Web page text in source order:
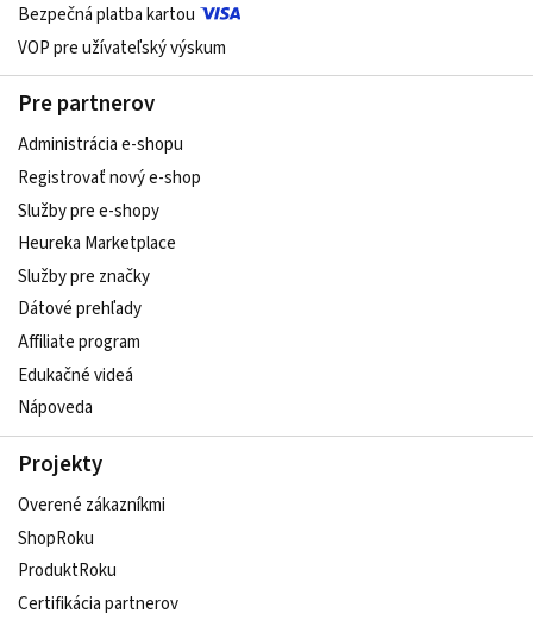
Bezpečná platba kartou
VOP pre užívateľský výskum
Pre partnerov
Administrácia e-shopu
Registrovať nový e-shop
Služby pre e‑shopy
Heureka Marketplace
Služby pre značky
Dátové prehľady
Affiliate program
Edukačné videá
Nápoveda
Projekty
Overené zákazníkmi
ShopRoku
ProduktRoku
Certifikácia partnerov